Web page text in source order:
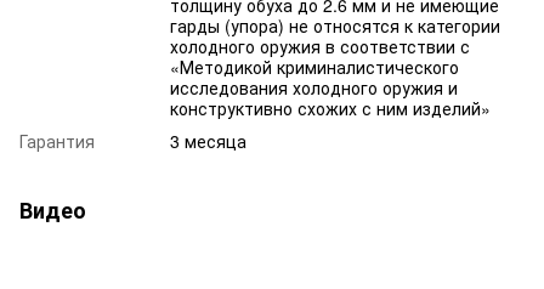
гарды (упора) не относятся к категории
холодного оружия в соответствии с
«Методикой криминалистического
исследования холодного оружия и
конструктивно схожих с ним изделий»
Гарантия
3 месяца
Видео